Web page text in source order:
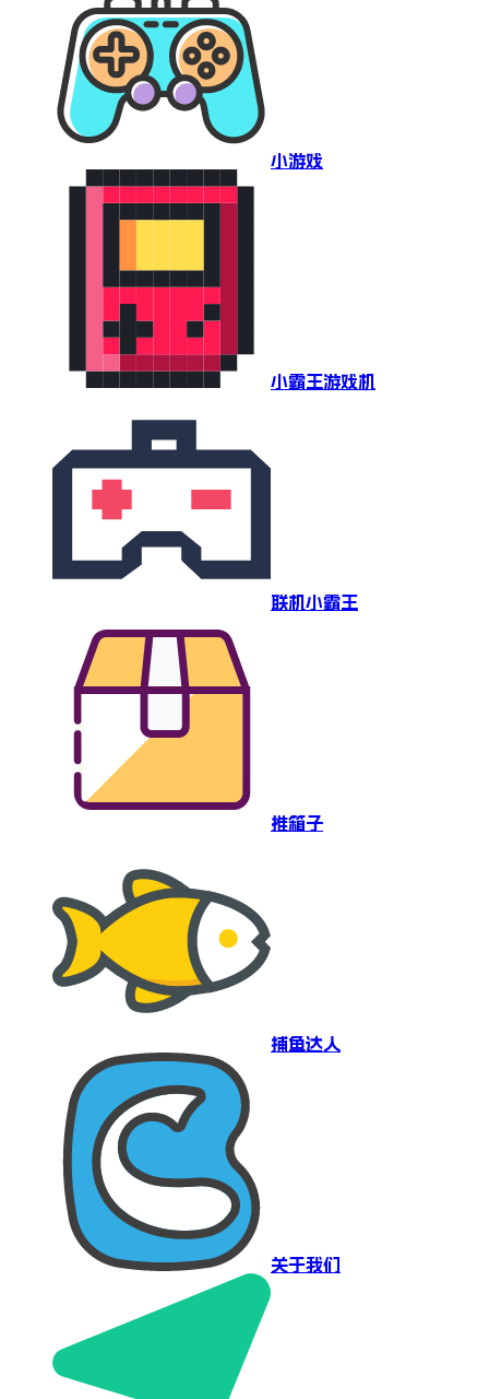
小游戏
小霸王游戏机
联机小霸王
推箱子
捕鱼达人
关于我们